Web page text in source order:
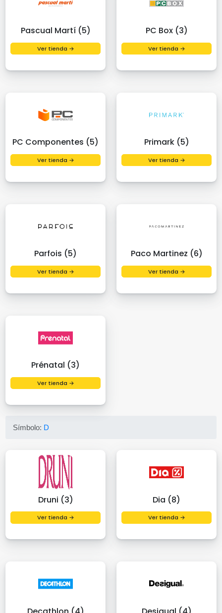
Pascual Martí (5)
Ver tienda →
PC Box (3)
Ver tienda →
PC Componentes (5)
Ver tienda →
Primark (5)
Ver tienda →
Parfois (5)
Ver tienda →
Paco Martinez (6)
Ver tienda →
Prénatal (3)
Ver tienda →
Símbolo: D
Druni (3)
Ver tienda →
Dia (8)
Ver tienda →